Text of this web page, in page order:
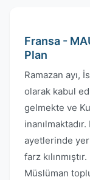
Fransa -
Plan
Ramazan ayı,
olarak kabul
gelmekte ve
ayetlerinde
farz
Müslüman